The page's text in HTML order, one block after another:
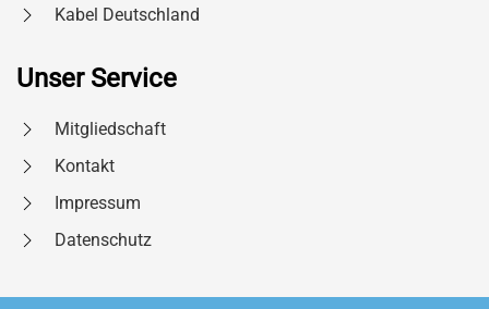
Kabel Deutschland
Unser Service
Mitgliedschaft
Kontakt
Impressum
Datenschutz